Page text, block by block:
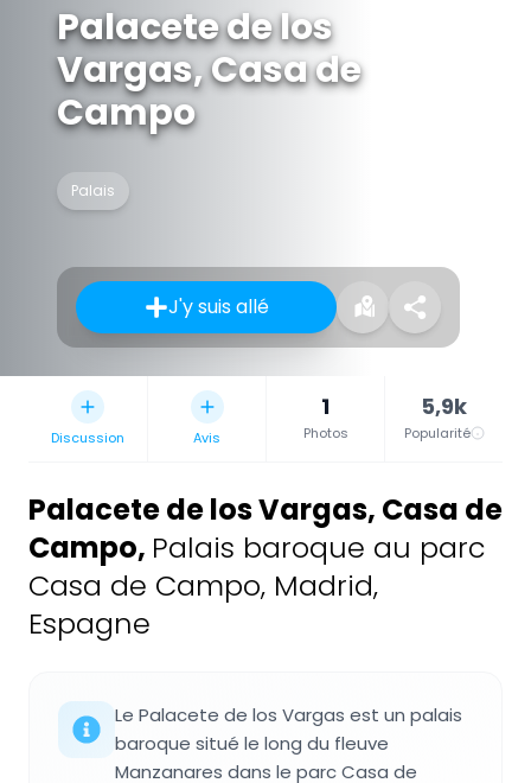
Palacete de los
Vargas, Casa de
Campo
Palais
J'y suis allé
Discussion Avis
1
Photos
5,9k
Popularité
Palacete de los Vargas, Casa de
Campo, Palais baroque au parc
Casa de Campo, Madrid,
Espagne
Le Palacete de los Vargas est un palais
baroque situé le long du fleuve
Manzanares dans le parc Casa de